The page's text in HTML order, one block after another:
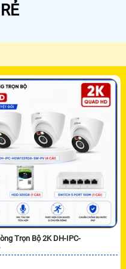
Trọn Bộ 2K DH-IPC-